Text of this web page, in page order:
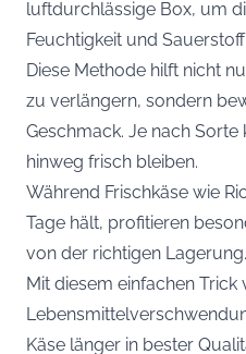
luftdurchlässige Box, um
Feuchtigkeit und
Diese Methode hilft nicht
zu verlängern, sondern
Geschmack. Je nach
hinweg frisch bleiben.
Während Frischkäse wie
Tage hält, profitieren
von der richtigen Lagerung.
Mit diesem einfachen
Käse länger in bester